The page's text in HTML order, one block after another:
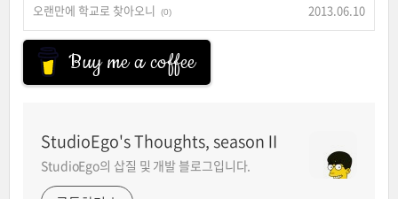
오랜만에 학교로 찾아오니
(0) 2013.06.10
Buy me a coffee
StudioEgo's Thoughts, seasonⅡ
StudioEgo의 삽질 및 개발 블로그입니다.